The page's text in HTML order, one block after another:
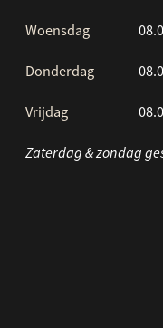
Woensdag
Donderdag
Vrijdag
Zaterdag & zondag